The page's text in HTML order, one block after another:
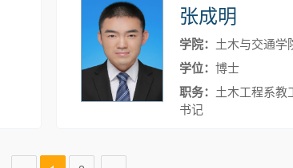
张成明
学院： 土木与交通学
学位： 博士
职务：
土木工程系教
书记